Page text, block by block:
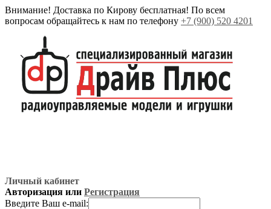
Внимание! Доставка по Кирову бесплатная! По всем
вопросам обращайтесь к нам по телефону +7 (900) 520 4201
Личный кабинет
Авторизация или Регистрация
Введите Ваш e-mail: